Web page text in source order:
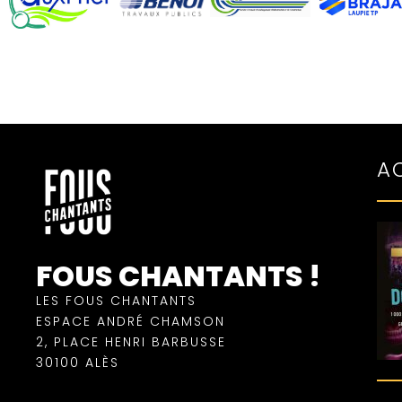
FOUS CHANTANTS !
LES FOUS CHANTANTS
ESPACE ANDRÉ CHAMSON
2, PLACE HENRI BARBUSSE
30100 ALÈS